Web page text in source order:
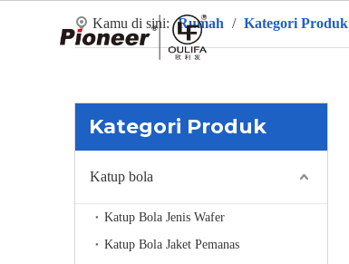
Kamu di sini: Rumah / Kategori Produk
Kategori Produk
Katup bola
Katup Bola Jenis Wafer
Katup Bola Jaket Pemanas